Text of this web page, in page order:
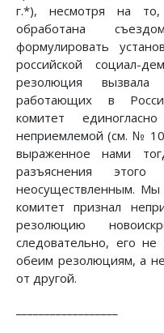
г.*), несмотря на
обработана
формулировать
российской социал-
резолюция
работающих в
комитет
неприемлемой (см. №
выраженное нами
разъяснения
неосуществленным. Мы
комитет признал
резолюцию
следовательно, его
обеим резолюциям, а
от другой.